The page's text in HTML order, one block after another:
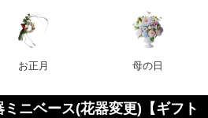
お正月 母の日
ニベース(花器変更)【ギフト